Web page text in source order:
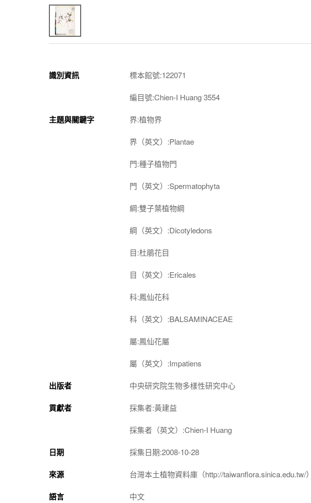
識別資訊 標本館號:122071
編目號:Chien-I Huang 3554
主題與關鍵字 界:植物界
界（英文）:Plantae
門:種子植物門
門（英文）:Spermatophyta
綱:雙子葉植物綱
綱（英文）:Dicotyledons
目:杜鵑花目
目（英文）:Ericales
科:鳳仙花科
科（英文）:BALSAMINACEAE
屬:鳳仙花屬
屬（英文）:Impatiens
出版者 中央研究院生物多樣性研究中心
貢獻者 採集者:黃建益
採集者（英文）:Chien-I Huang
日期 採集日期:2008-10-28
來源 台灣本土植物資料庫（http://taiwanflora.sinica.edu.tw/）
語言 中文